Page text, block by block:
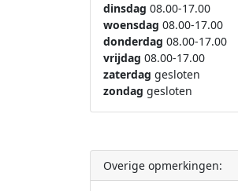
dinsdag 08.00-17.00
woensdag 08.00-17.00
donderdag 08.00-17.00
vrijdag 08.00-17.00
zaterdag gesloten
zondag gesloten
Overige opmerkingen: